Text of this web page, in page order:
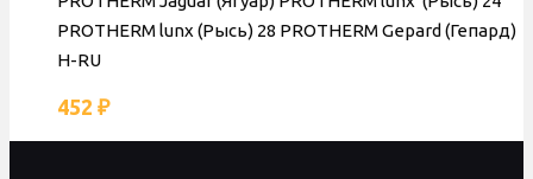
PROTHERM lunx (Рысь) 28 PROTHERM Gepard (Гепард)
H-RU
452 ₽